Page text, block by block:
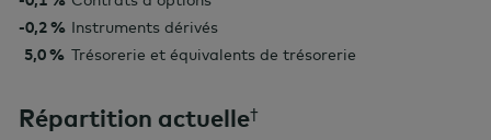
-0,2 % Instruments dérivés
5,0 % Trésorerie et équivalents de trésorerie
Répartition actuelle†